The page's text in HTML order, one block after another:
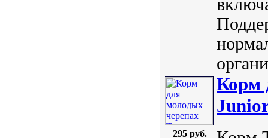
295 руб.
Корм